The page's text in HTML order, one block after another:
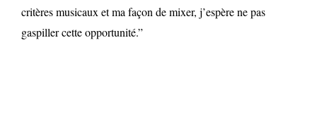
critères musicaux et ma façon de mixer, j’espère ne pas
gaspiller cette opportunité.”